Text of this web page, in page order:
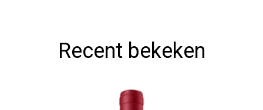
Recent bekeken